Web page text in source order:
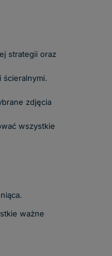
strategii oraz
ścieralnymi.
zdjęcia
wszystkie
ważne